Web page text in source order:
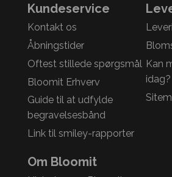
Kundeservice
Kontakt os
Åbningstider
Oftest stillede spørgsmål
Bloomit Erhverv
Guide til at udfylde
begravelsesbånd
Link til smiley-rapporter
Kan
idag?
Om Bloomit